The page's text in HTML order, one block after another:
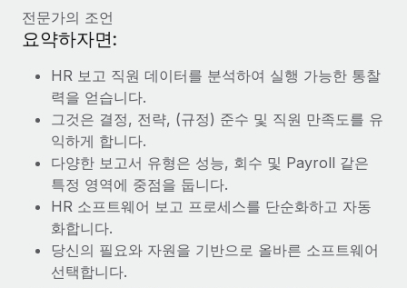
전문가의 조언
요약하자면:
HR 보고 직원 데이터를 분석하여 실행 가능한 통찰
력을 얻습니다.
그것은 결정, 전략, (규정) 준수 및 직원 만족도를 유
익하게 합니다.
다양한 보고서 유형은 성능, 회수 및 Payroll 같은
특정 영역에 중점을 둡니다.
HR 소프트웨어 보고 프로세스를 단순화하고 자동
화합니다.
당신의 필요와 자원을 기반으로 올바른 소프트웨어
선택합니다.